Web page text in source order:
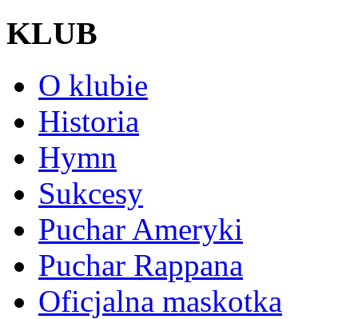
KLUB
O klubie
Historia
Hymn
Sukcesy
Puchar Ameryki
Puchar Rappana
Oficjalna maskotka